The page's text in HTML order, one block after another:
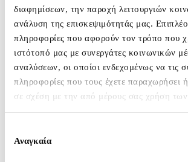
διαφημίσεων, την παροχή λειτουργιών
ανάλυση της επισκεψιμότητάς μας.
πληροφορίες που αφορούν τον τρόπο που
ιστότοπό μας με συνεργάτες κοινωνικών
αναλύσεων, οι οποίοι ενδεχομένως να τις
πληροφορίες που τους έχετε παραχωρήσει ή
σε σχέση με την από μέρους σας χρήση των
συγκατάθεσης
Αναγκαία